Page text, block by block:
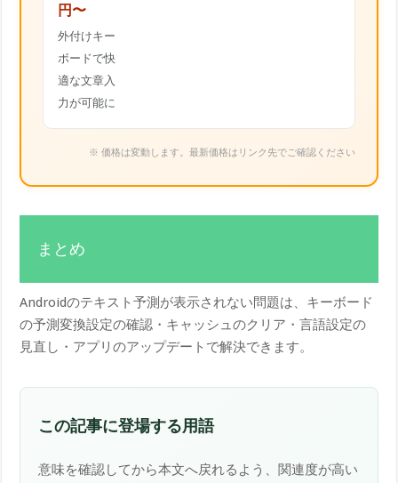
円〜
外付けキー
ボードで快
適な文章入
力が可能に
※ 価格は変動します。最新価格はリンク先でご確認ください
まとめ
Androidのテキスト予測が表示されない問題は、キーボード
の予測変換設定の確認・キャッシュのクリア・言語設定の
見直し・アプリのアップデートで解決できます。
この記事に登場する用語
意味を確認してから本文へ戻れるよう、関連度が高い